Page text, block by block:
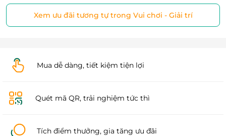
Xem ưu đãi tương tự trong Vui chơi - Giải trí
Mua dễ dàng, tiết kiệm tiện lợi
Quét mã QR, trải nghiệm tức thì
Tích điểm thưởng, gia tăng ưu đãi